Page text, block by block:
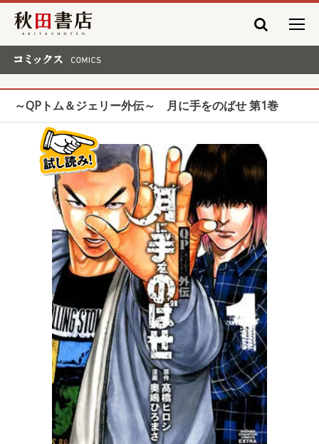
秋田書店
～QPトム＆ジェリー外伝～ 月に手をのばせ 第1巻